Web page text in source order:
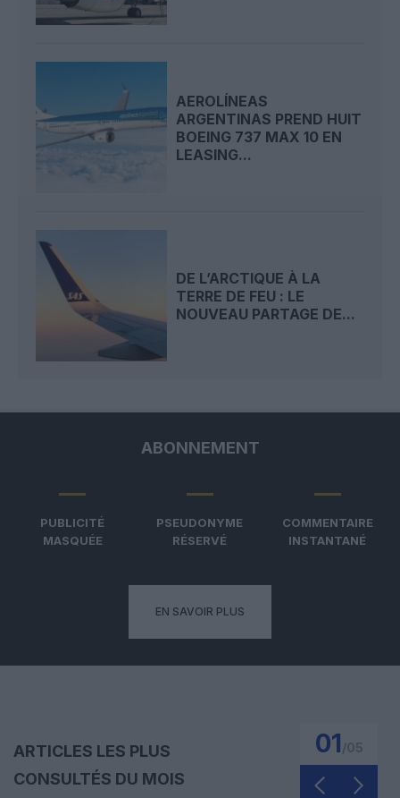
AEROLÍNEAS
ARGENTINAS PREND HUIT
BOEING 737 MAX 10 EN
LEASING...
DE L’ARCTIQUE À LA
TERRE DE FEU : LE
NOUVEAU PARTAGE DE...
ABONNEMENT
PUBLICITÉ
MASQUÉE
PSEUDONYME
RÉSERVÉ
COMMENTAIRE
INSTANTANÉ
EN SAVOIR PLUS
ARTICLES LES PLUS
CONSULTÉS DU MOIS
01